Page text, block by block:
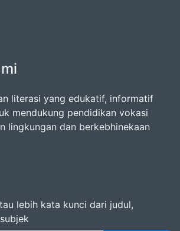
literasi yang edukatif, informatif
mendukung pendidikan vokasi
lingkungan dan berkebhinekaan
lebih kata kunci dari judul,